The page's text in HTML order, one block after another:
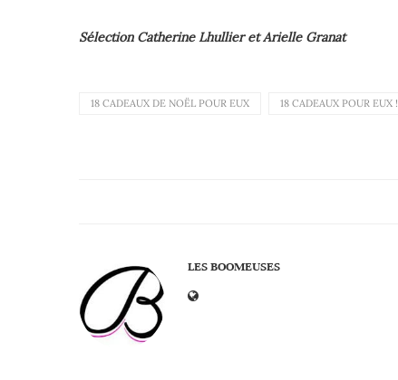
Sélection Catherine Lhullier et Arielle Granat
18 CADEAUX DE NOËL POUR EUX 18 CADEAUX POUR EUX !
LES BOOMEUSES